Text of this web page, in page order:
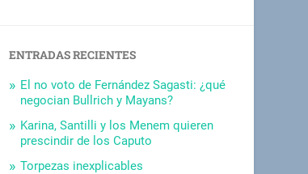
ENTRADAS RECIENTES
El no voto de Fernández Sagasti: ¿qué
negocian Bullrich y Mayans?
Karina, Santilli y los Menem quieren
prescindir de los Caputo
Torpezas inexplicables